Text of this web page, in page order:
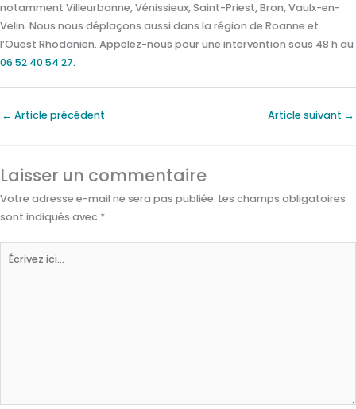
notamment Villeurbanne, Vénissieux, Saint-Priest, Bron, Vaulx-en-
Velin. Nous nous déplaçons aussi dans la région de Roanne et
l’Ouest Rhodanien. Appelez-nous pour une intervention sous 48 h au
06 52 40 54 27.
← Article précédent Article suivant →
Laisser un commentaire
Votre adresse e-mail ne sera pas publiée. Les champs obligatoires
sont indiqués avec *
Écrivez